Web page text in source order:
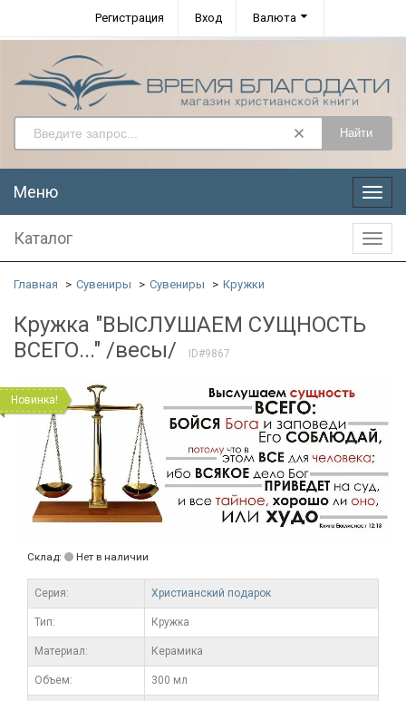
Регистрация Вход Валюта
Найти
Меню
Меню
Каталог
Главная Сувениры Сувениры Кружки
Кружка "ВЫСЛУШАЕМ СУЩНОСТЬ
ВСЕГО..." /весы/
ID#9867
Новинка!
Склад: Нет в наличии
Серия: Христианский подарок
Тип: Кружка
Материал: Керамика
Объем: 300 мл